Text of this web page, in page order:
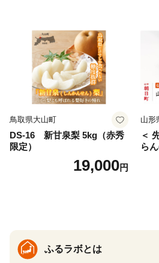
産
サ
ァ
鳥取県大山町
DS-16 新甘泉梨 5kg（赤秀
限定）
19,000円
山形
＜
ら
）
26
ふるラボとは